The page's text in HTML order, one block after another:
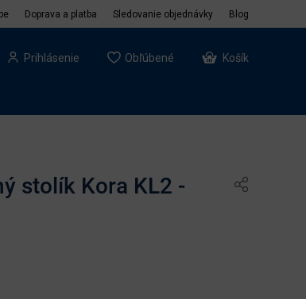
Doprava a platba Sledovanie objednávky Blog
Prihlásenie Obľúbené Košík
stolík Kora KL2 -